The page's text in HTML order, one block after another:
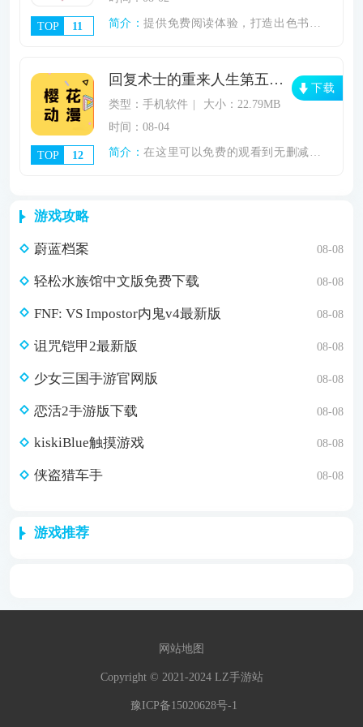
TOP 11
简介：提供免费阅读体验，打造出色书籍观看。《幻
TOP 12
回复术士的重来人生第五集免费看
类型：手机软件
大小：22.79MB
时间：08-04
简介：在这里可以免费的观看到无删减的回复术士的
下载
游戏攻略
蔚蓝档案 08-08
轻松水族馆中文版免费下载 08-08
FNF: VS Impostor内鬼v4最新版 08-08
诅咒铠甲2最新版 08-08
少女三国手游官网版 08-08
恋活2手游版下载 08-08
kiskiBlue触摸游戏 08-08
侠盗猎车手 08-08
游戏推荐
网站地图
Copyright © 2021-2024 LZ手游站
豫ICP备15020628号-1